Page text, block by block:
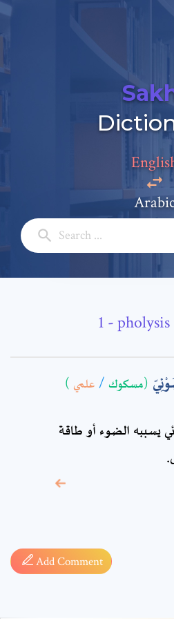
- pholysis
(مسكوك / علمي )
يسببه الضوء أو طاقة
Add Comment
Add a
Full Name: *
Comment: *